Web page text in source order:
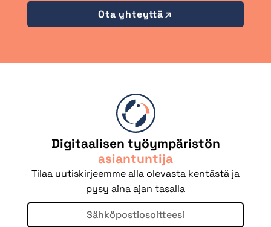
Ota yhteyttä
Digitaalisen työympäristön
asiantuntija
Tilaa uutiskirjeemme alla olevasta kentästä ja
pysy aina ajan tasalla